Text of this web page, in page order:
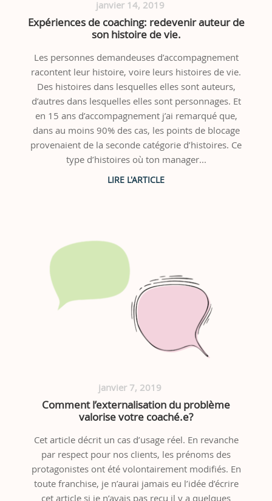
janvier 14, 2019
Expériences de coaching: redevenir auteur de
son histoire de vie.
Les personnes demandeuses d’accompagnement
racontent leur histoire, voire leurs histoires de vie.
Des histoires dans lesquelles elles sont auteurs,
d’autres dans lesquelles elles sont personnages. Et
en 15 ans d’accompagnement j’ai remarqué que,
dans au moins 90% des cas, les points de blocage
provenaient de la seconde catégorie d’histoires. Ce
type d’histoires où ton manager...
janvier 7, 2019
Comment l’externalisation du problème
valorise votre coaché.e?
Cet article décrit un cas d’usage réel. En revanche
par respect pour nos clients, les prénoms des
protagonistes ont été volontairement modifiés. En
toute franchise, je n’aurai jamais eu l’idée d’écrire
cet article si je n’avais pas reçu il y a quelques